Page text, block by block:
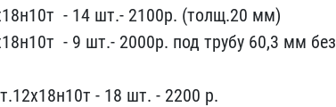
- 14 шт.- 2100р. (​толщ.20 мм)
- 9 шт.-​ 2000р. под трубу 60,3 м​м без
- 18 шт​. - 2200 р.